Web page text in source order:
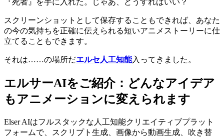
『死者』を手に入れた。じゃあ、どうすればいい？
スクリーンショットとして保存することもできれば、あなた
の今の気持ちを正確に伝えられる短いアニメストーリーに仕
立てることもできます。
それは……の場所だエルセ人工知能入ってきました。
エルサーAIをご紹介：どんなアイデア
もアニメーションに変えられます
Elser AIはフルスタックな人工知能クリエイティブプラット
フォームで、スクリプト生成、画像から動画生成、吹き替